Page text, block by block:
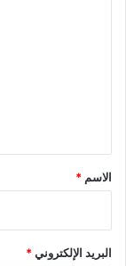
*
الاسم *
البريد الإلكتروني*